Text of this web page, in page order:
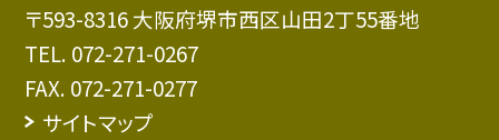
〒593-8316 大阪府堺市西区山田2丁55番地
TEL. 072-271-0267
FAX. 072-271-0277
サイトマップ